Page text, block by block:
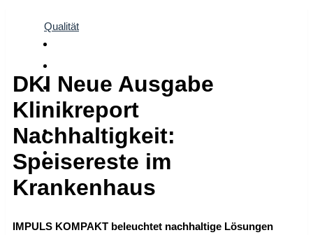
Qualität
DKI Neue Ausgabe
Klinikreport
Nachhaltigkeit:
Speisereste im
Krankenhaus
IMPULS KOMPAKT beleuchtet nachhaltige Lösungen